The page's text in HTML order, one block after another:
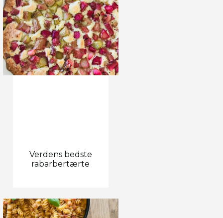
Verdens bedste
rabarbertærte